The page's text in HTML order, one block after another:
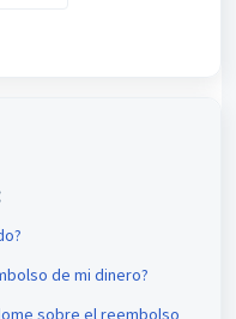
de mi dinero?
sobre el reembolso